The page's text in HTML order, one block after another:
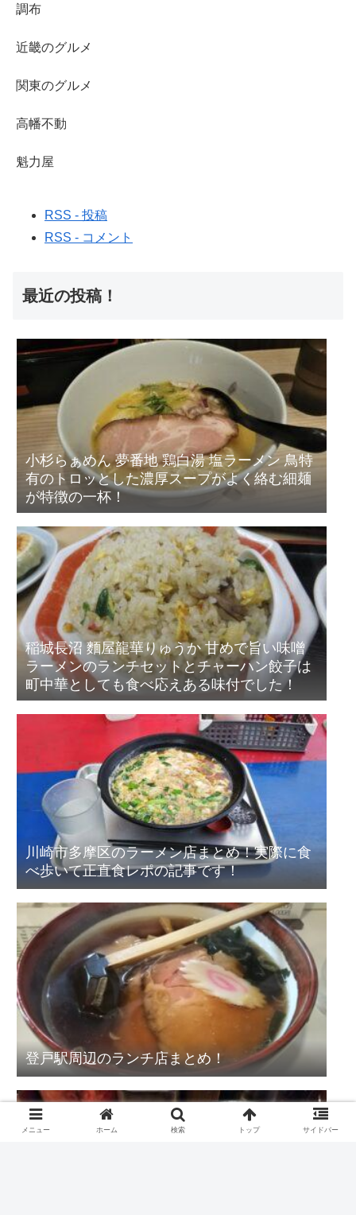
調布
近畿のグルメ
関東のグルメ
高幡不動
魁力屋
RSS - 投稿
RSS - コメント
最近の投稿！
小杉らぁめん 夢番地 鶏白湯 塩ラーメン 鳥特
有のトロッとした濃厚スープがよく絡む細麺
が特徴の一杯！
稲城長沼 麵屋龍華りゅうか 甘めで旨い味噌
ラーメンのランチセットとチャーハン餃子は
町中華としても食べ応えある味付でした！
川崎市多摩区のラーメン店まとめ！実際に食
べ歩いて正直食レポの記事です！
登戸駅周辺のランチ店まとめ！
メニュー ホーム 検索 トップ サイドバー